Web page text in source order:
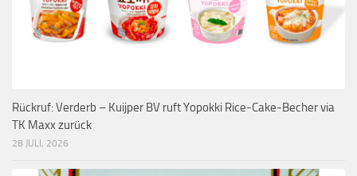
Rückruf: Verderb – Kuijper BV ruft Yopokki Rice-Cake-Becher via
TK Maxx zurück
28 JULI, 2026